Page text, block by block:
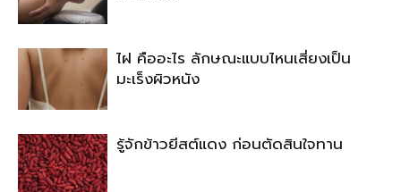
ไฝ คืออะไร ลักษณะแบบไหนเสี่ยงเป็น
มะเร็งผิวหนัง
รู้จักข้าวยีสต์แดง ก่อนตัดสินใจทาน